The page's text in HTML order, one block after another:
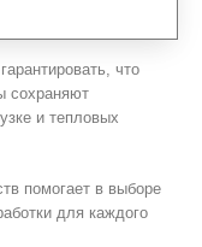
что
сохраняют
и тепловых
помогает в выборе
для каждого